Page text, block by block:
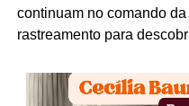
continuam no comando
rastreamento para